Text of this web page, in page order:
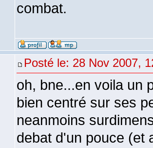
combat.
Posté le: 28 Nov 2007,
oh, bne...en voila un
bien centré sur ses
neanmoins
debat d'un pouce (et